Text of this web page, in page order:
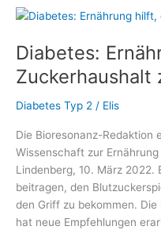
zählt:
unter
7
PLUS“
gibt
auf
viele
Fragen
im
#DiabetesDialog
Diabetes:
Zuckerhaushalt
Diabetes Typ 2 / Elis
Die Bioresonanz-Redaktion
Wissenschaft zur
Lindenberg, 10. März 2022.
beitragen, den
den Griff zu bekommen.
hat neue Empfehlungen